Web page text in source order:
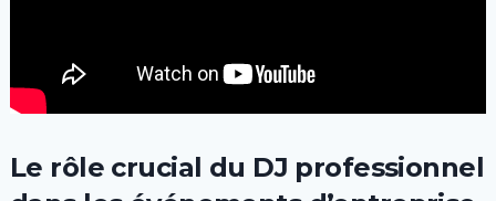
Le rôle crucial du DJ professionnel